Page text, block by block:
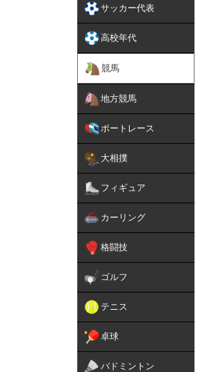
サッカー代表
高校年代
競馬
地方競馬
ボートレース
大相撲
フィギュア
カーリング
格闘技
ゴルフ
テニス
卓球
バドミントン